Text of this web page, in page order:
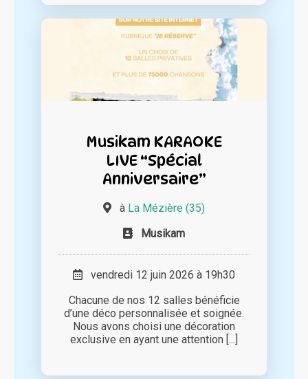
Musikam KARAOKE
LIVE “Spécial
Anniversaire”
à La Mézière (35)
Musikam
vendredi 12 juin 2026 à 19h30
Chacune de nos 12 salles bénéficie
d’une déco personnalisée et soignée.
Nous avons choisi une décoration
exclusive en ayant une attention [...]